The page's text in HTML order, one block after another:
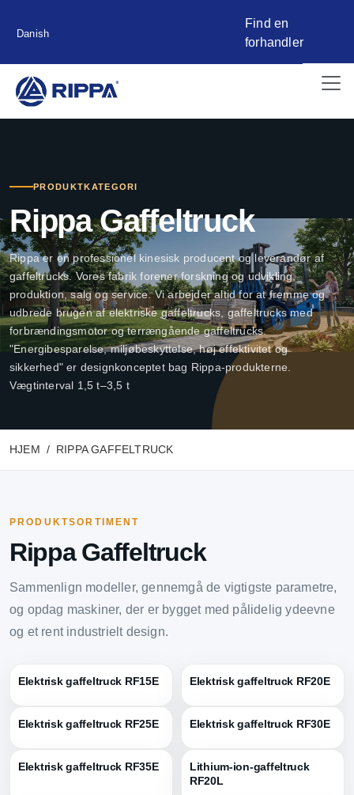
Danish
Find en
forhandler
PRODUKTKATEGORI
Rippa Gaffeltruck
Rippa er en professionel kinesisk producent og leverandør af
gaffeltrucks. Vores fabrik forener forskning og udvikling,
produktion, salg og service. Vi arbejder altid for at fremme og
udbrede brugen af elektriske gaffeltrucks, gaffeltrucks med
forbrændingsmotor og terrængående gaffeltrucks.
"Energibesparelse, miljøbeskyttelse, høj effektivitet og
sikkerhed" er designkonceptet bag Rippa-produkterne.
Vægtinterval 1,5 t–3,5 t
HJEM RIPPA GAFFELTRUCK
PRODUKTSORTIMENT
Rippa Gaffeltruck
Sammenlign modeller, gennemgå de vigtigste parametre,
og opdag maskiner, der er bygget med pålidelig ydeevne
og et rent industrielt design.
Elektrisk gaffeltruck RF15E Elektrisk gaffeltruck RF20E
Elektrisk gaffeltruck RF25E Elektrisk gaffeltruck RF30E
Elektrisk gaffeltruck RF35E
Lithium-ion-gaffeltruck
RF20L